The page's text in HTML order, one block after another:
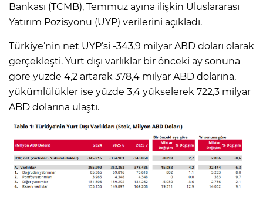
Bankası (TCMB), Temmuz ayına ilişkin Uluslararası
Yatırım Pozisyonu (UYP) verilerini açıkladı.
Türkiye’nin net UYP’si -343,9 milyar ABD doları olarak
gerçekleşti. Yurt dışı varlıklar bir önceki ay sonuna
göre yüzde 4,2 artarak 378,4 milyar ABD dolarına,
yükümlülükler ise yüzde 3,4 yükselerek 722,3 milyar
ABD dolarına ulaştı.